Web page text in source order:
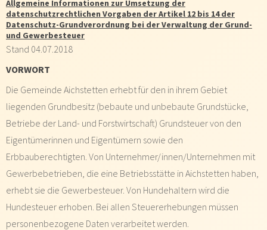
Allgemeine Informationen zur Umsetzung der
datenschutzrechtlichen Vorgaben der Artikel 12 bis 14 der
Datenschutz-Grundverordnung bei der Verwaltung der Grund-
und Gewerbesteuer
Stand 04.07.2018
VORWORT
Die Gemeinde Aichstetten erhebt für den in ihrem Gebiet
liegenden Grundbesitz (bebaute und unbebaute Grundstücke,
Betriebe der Land- und Forstwirtschaft) Grundsteuer von den
Eigentümerinnen und Eigentümern sowie den
Erbbauberechtigten. Von Unternehmer/innen/Unternehmen mit
Gewerbebetrieben, die eine Betriebsstätte in Aichstetten haben,
erhebt sie die Gewerbesteuer. Von Hundehaltern wird die
Hundesteuer erhoben. Bei allen Steuererhebungen müssen
personenbezogene Daten verarbeitet werden.